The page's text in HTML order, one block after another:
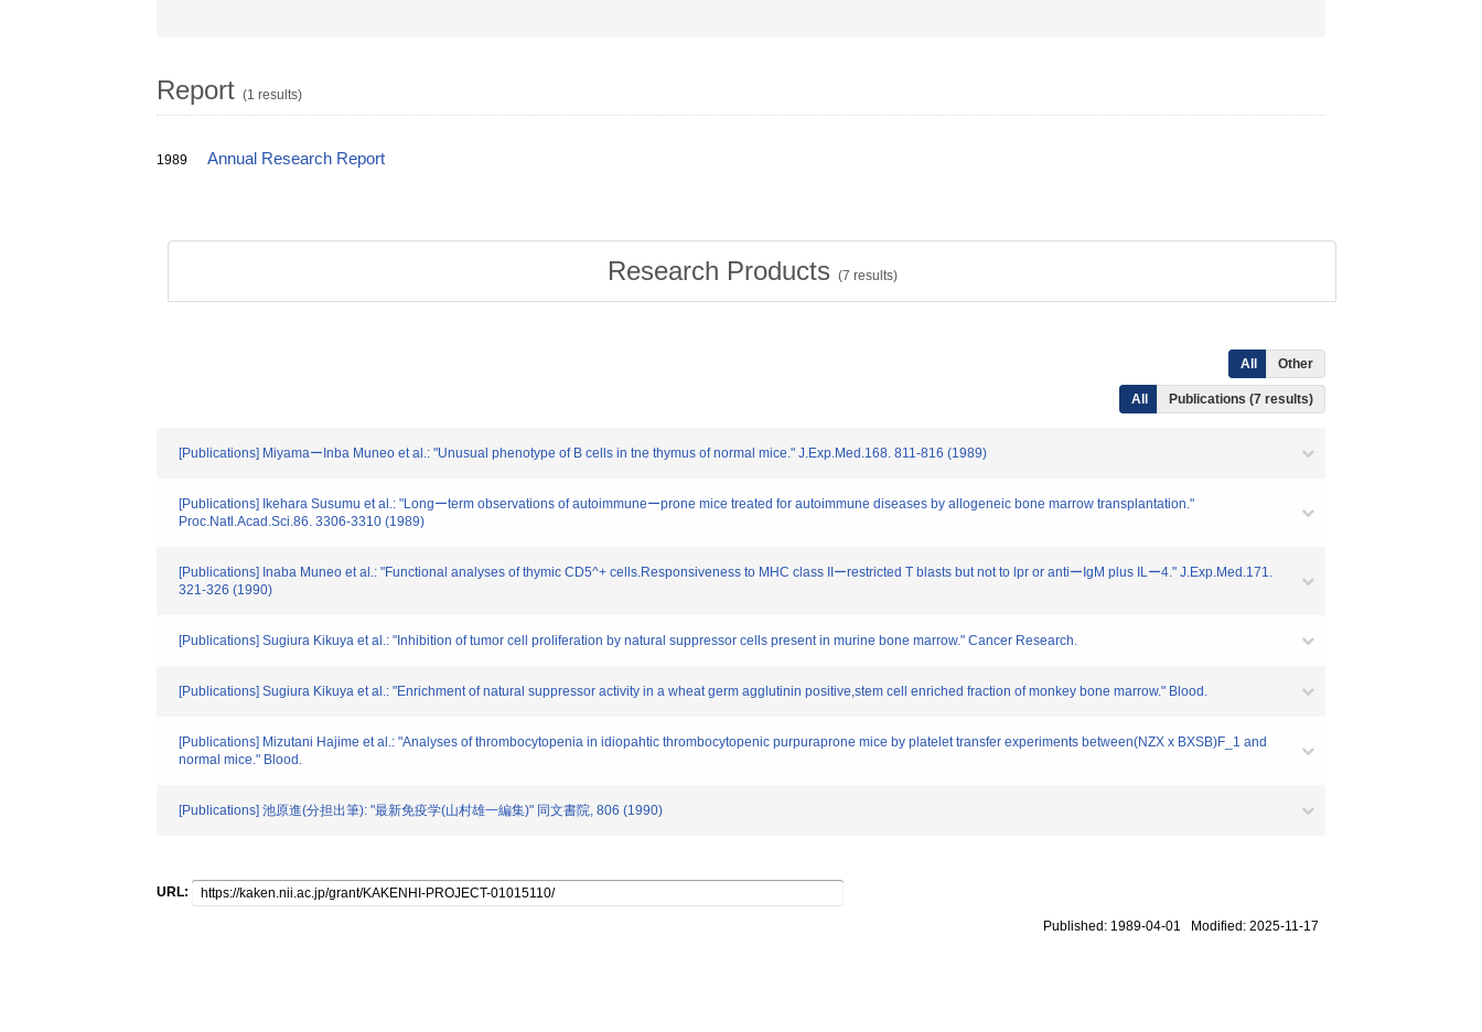
Report (1 results)
1989 Annual Research Report
Research Products (7 results)
All Other
All Publications (7 results)
[Publications] MiyamaーInba Muneo et al.: "Unusual phenotype of B cells in tne thymus of normal mice." J.Exp.Med.168. 811-816 (1989)
[Publications] Ikehara Susumu et al.: "Longーterm observations of autoimmuneーprone mice treated for autoimmune diseases by allogeneic bone marrow transplantation."
Proc.Natl.Acad.Sci.86. 3306-3310 (1989)
[Publications] Inaba Muneo et al.: "Functional analyses of thymic CD5^+ cells.Responsiveness to MHC class IIーrestricted T blasts but not to lpr or antiーIgM plus ILー4." J.Exp.Med.171.
321-326 (1990)
[Publications] Sugiura Kikuya et al.: "Inhibition of tumor cell proliferation by natural suppressor cells present in murine bone marrow." Cancer Research.
[Publications] Sugiura Kikuya et al.: "Enrichment of natural suppressor activity in a wheat germ agglutinin positive,stem cell enriched fraction of monkey bone marrow." Blood.
[Publications] Mizutani Hajime et al.: "Analyses of thrombocytopenia in idiopahtic thrombocytopenic purpuraprone mice by platelet transfer experiments between(NZX x BXSB)F_1 and
normal mice." Blood.
[Publications] 池原進(分担出筆): "最新免疫学(山村雄一編集)" 同文書院, 806 (1990)
URL:
Published: 1989-04-01 Modified: 2025-11-17